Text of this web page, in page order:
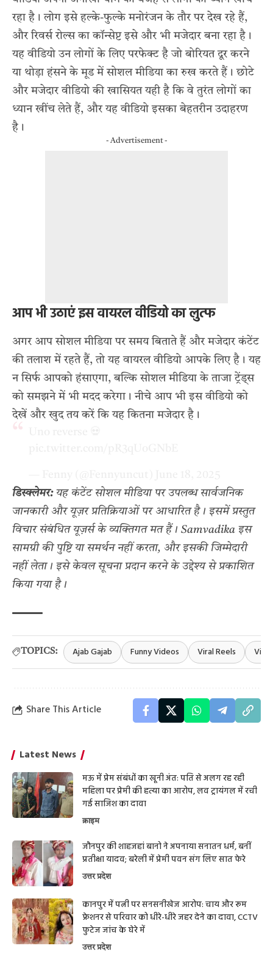
रहा है। लोग इसे हल्के-फुल्के मनोरंजन के तौर पर देख रहे हैं,
और रिवर्स रोल्स का कॉन्सेप्ट इसे और भी मजेदार बना रहा है।
यह वीडियो उन लोगों के लिए परफेक्ट है जो बोरियत दूर करने
या थोड़ा हंसने के मूड में सोशल मीडिया का रुख करते हैं। छोटे
और मजेदार वीडियो की खासियत यही है कि वे तुरंत लोगों का
ध्यान खींच लेते हैं, और यह वीडियो इसका बेहतरीन उदाहरण
है।
- Advertisement -
आप भी उठाएं इस वायरल वीडियो का लुत्फ
अगर आप सोशल मीडिया पर समय बिताते हैं और मजेदार कंटेंट
की तलाश में रहते हैं, तो यह वायरल वीडियो आपके लिए है। यह
न सिर्फ आपको हंसाएगा, बल्कि सोशल मीडिया के ताजा ट्रेंड्स
को समझने में भी मदद करेगा। नीचे आप भी इस वीडियो को
देखें और खुद तय करें कि यह कितना मजेदार है।
डिस्क्लेमर:यह कंटेंट सोशल मीडिया पर उपलब्ध सार्वजनिक
जानकारी और यूज़र प्रतिक्रियाओं पर आधारित है। इसमें प्रस्तुत
विचार संबंधित यूज़र्स के व्यक्तिगत मत हैं। Samvadika इस
सामग्री की पुष्टि या समर्थन नहीं करता, और इसकी जिम्मेदारी
नहीं लेता। इसे केवल सूचना प्रदान करने के उद्देश्य से प्रकाशित
किया गया है।
TOPICS: Ajab Gajab Funny Videos Viral Reels
Share This Article
Latest News
मऊ में प्रेम संबंधों का खूनी अंत: पति से अलग रह रही
महिला पर प्रेमी की हत्या का आरोप, लव ट्रायंगल में रची
गई साजिश का दावा
क्राइम
जौनपुर की शाहजहां बानो ने अपनाया सनातन धर्म, बनीं
प्रतीक्षा यादव; बरेली में प्रेमी पवन संग लिए सात फेरे
उत्तर प्रदेश
कानपुर में पत्नी पर सनसनीखेज आरोप: चाय और रूम
फ्रेशनर से परिवार को धीरे-धीरे जहर देने का दावा, CCTV
फुटेज जांच के घेरे में
उत्तर प्रदेश